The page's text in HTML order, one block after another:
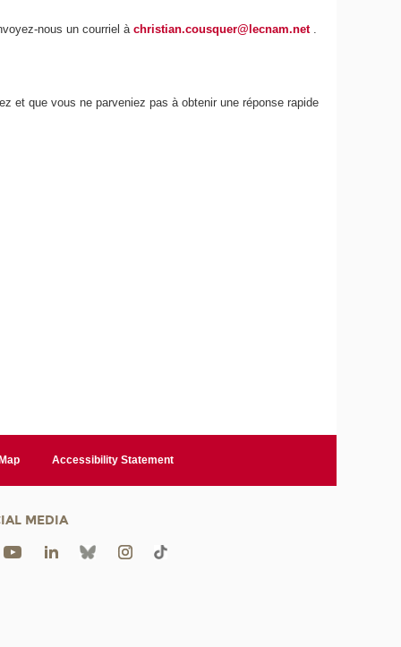
nous un courriel àchristian.cousquer@lecnam.net .
et que vous ne parveniez pas à obtenir une réponse rapide
Accessibility Statement
MEDIA